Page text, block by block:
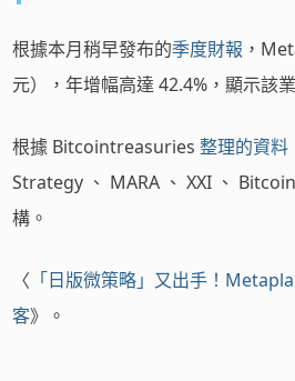
根據本月稍早發布的季度財報 ，
元），年增幅高達 42.4%，顯示該
根據 Bitcointreasuries 整理的資料
Strategy 、 MARA 、 XXI 、
構。
〈 「日版微策略」又出手！
客》。